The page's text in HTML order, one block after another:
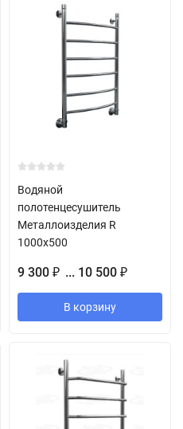
Водяной
полотенцесушитель
Металлоизделия R
1000х500
9 300 ₽ ... 10 500 ₽
В корзину